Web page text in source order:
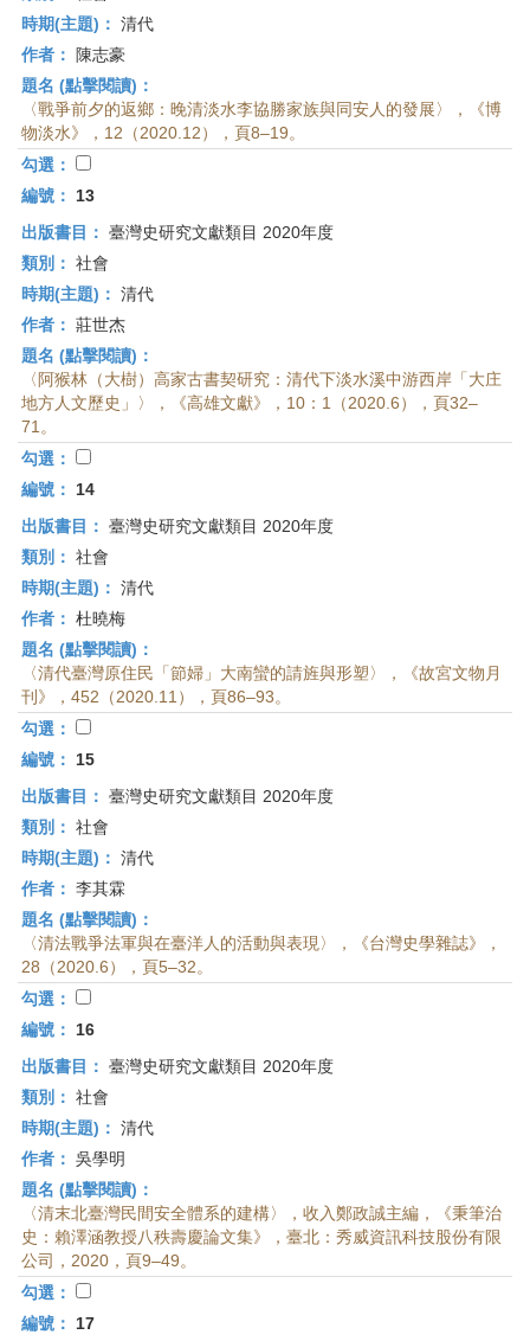
時期(主題)： 清代
作者：
陳志豪
題名 (點擊閱讀)：
〈戰爭前夕的返鄉：晚清淡水李協勝家族與同安人的發展〉，《博
物淡水》，12（2020.12），頁8–19。
勾選：
編號：
13
出版書目： 臺灣史研究文獻類目 2020年度
類別： 社會
時期(主題)： 清代
作者： 莊世杰
題名 (點擊閱讀)：
〈阿猴林（大樹）高家古書契研究：清代下淡水溪中游西岸「大庄
地方人文歷史」〉，《高雄文獻》，10：1（2020.6），頁32–
71。
勾選：
編號：
14
出版書目： 臺灣史研究文獻類目 2020年度
類別： 社會
時期(主題)： 清代
作者： 杜曉梅
題名 (點擊閱讀)：
〈清代臺灣原住民「節婦」大南蠻的請旌與形塑〉，《故宮文物月
刊》，452（2020.11），頁86–93。
勾選：
編號：
15
出版書目： 臺灣史研究文獻類目 2020年度
類別： 社會
時期(主題)： 清代
作者： 李其霖
題名 (點擊閱讀)：
〈清法戰爭法軍與在臺洋人的活動與表現〉，《台灣史學雜誌》，
28（2020.6），頁5–32。
勾選：
編號：
16
出版書目： 臺灣史研究文獻類目 2020年度
類別： 社會
時期(主題)： 清代
作者： 吳學明
題名 (點擊閱讀)：
〈清末北臺灣民間安全體系的建構〉，收入鄭政誠主編，《秉筆治
史：賴澤涵教授八秩壽慶論文集》，臺北：秀威資訊科技股份有限
公司，2020，頁9–49。
勾選：
編號：
17